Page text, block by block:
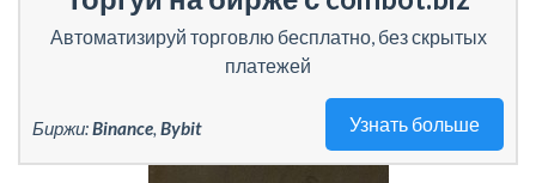
Автоматизируй торговлю бесплатно, без скрытых
платежей
Узнать больше
Биржи:Binance, Bybit